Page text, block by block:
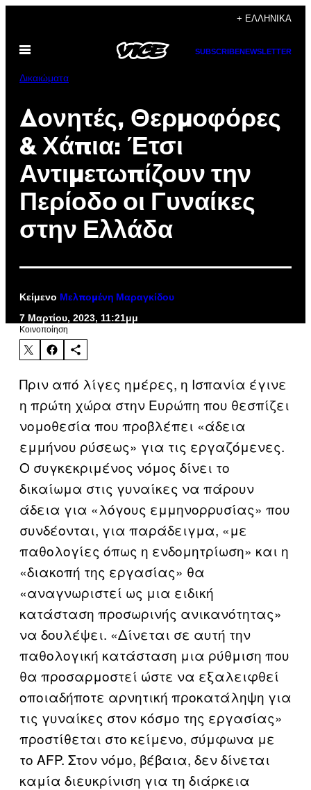
περιεχόμενο
+ ΕΛΛΗΝΙΚΆ
Ανοίξτε
SUBSCRIBENEWSLETTER
Δικαιώματα
Δονητές, Θερμοφόρες
& Χάπια: Έτσι
Αντιμετωπίζουν την
Περίοδο οι Γυναίκες
στην Ελλάδα
Κείμενο Μελπομένη Μαραγκίδου
7 Μαρτίου, 2023, 11:21μμ
Kοινοποίηση
Πριν από λίγες ημέρες, η Ισπανία έγινε
η πρώτη χώρα στην Ευρώπη που θεσπίζει
νομοθεσία που προβλέπει «άδεια
εμμήνου ρύσεως» για τις εργαζόμενες.
Ο συγκεκριμένος νόμος δίνει το
δικαίωμα στις γυναίκες να πάρουν
άδεια για «λόγους εμμηνορρυσίας» που
συνδέονται, για παράδειγμα, «με
παθολογίες όπως η ενδομητρίωση» και η
«διακοπή της εργασίας» θα
«αναγνωριστεί ως μια ειδική
κατάσταση προσωρινής ανικανότητας»
να δουλέψει. «Δίνεται σε αυτή την
παθολογική κατάσταση μια ρύθμιση που
θα προσαρμοστεί ώστε να εξαλειφθεί
οποιαδήποτε αρνητική προκατάληψη για
τις γυναίκες στον κόσμο της εργασίας»
προστίθεται στο κείμενο, σύμφωνα με
το AFP. Στον νόμο, βέβαια, δεν δίνεται
καμία διευκρίνιση για τη διάρκεια